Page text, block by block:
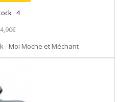
4
4,90€
- Moi Moche et Méchant